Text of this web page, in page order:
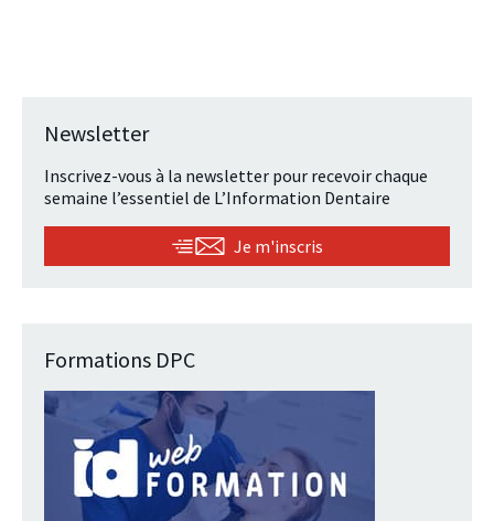
Newsletter
Inscrivez-vous à la newsletter pour recevoir chaque
semaine l’essentiel de L’Information Dentaire
Je m'inscris
Formations DPC